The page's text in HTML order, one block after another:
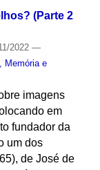
(Parte 2
2022 —
Memória e
imagens
em
fundador da
um dos
de José de